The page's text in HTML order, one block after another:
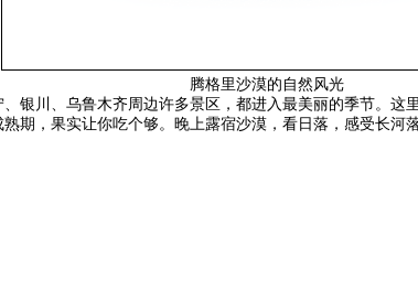
腾格里沙漠的自然风光
银川、乌鲁木齐周边许多景区，都进入最美丽的季节。
期，果实让你吃个够。晚上露宿沙漠，看日落，感受长河